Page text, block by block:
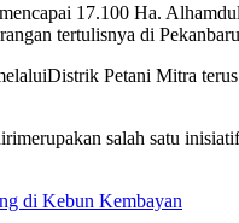
mencapai 17.100 Ha.
tertulisnya di Pekanbaru
Distrik Petani Mitra terus
merupakan salah satu inisiatif
di Kebun Kembayan